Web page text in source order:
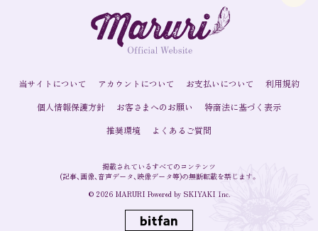
MARURI OFFICIAL
FANCLUB「MARURISTA」
当サイトについて アカウントについて お支払いについて
利用規約
個人情報保護方針
お客さまへのお願い
特商法に基づく表示
推奨環境
よくあるご質問
掲載されているすべてのコンテンツ
(記事、画像、音声データ、映像データ等)の無断転載を禁じます。
© 2026 MARURI Powered by SKIYAKI Inc.